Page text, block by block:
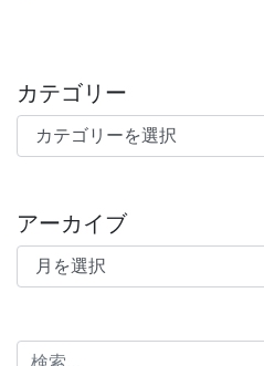
カテゴリー
カテゴリー
アーカイブ
アーカイブ
検索: